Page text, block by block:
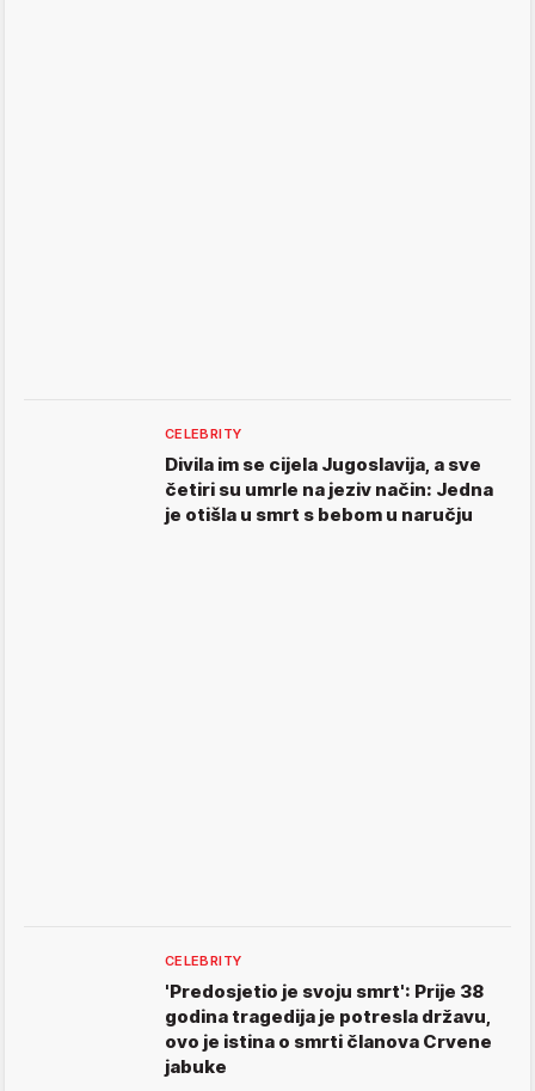
CELEBRITY
Divila im se cijela Jugoslavija, a sve
četiri su umrle na jeziv način: Jedna
je otišla u smrt s bebom u naručju
CELEBRITY
'Predosjetio je svoju smrt': Prije 38
godina tragedija je potresla državu,
ovo je istina o smrti članova Crvene
jabuke